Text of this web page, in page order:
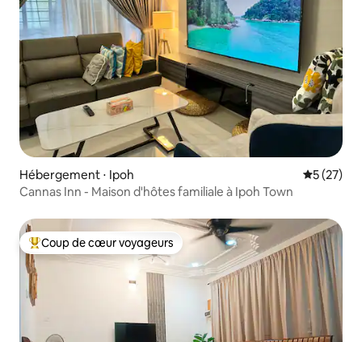
Hébergement ⋅ Ipoh
5 (27)
Cannas Inn - Maison d'hôtes familiale à Ipoh Town
Coups de cœur voyageurs les plus appréciés
Coup de cœur voyageurs